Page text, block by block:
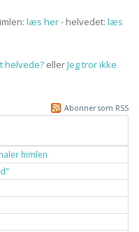
læs her- helvedet: læs
helvede? ellerJeg tror ikke
Abonner som RSS
himlen